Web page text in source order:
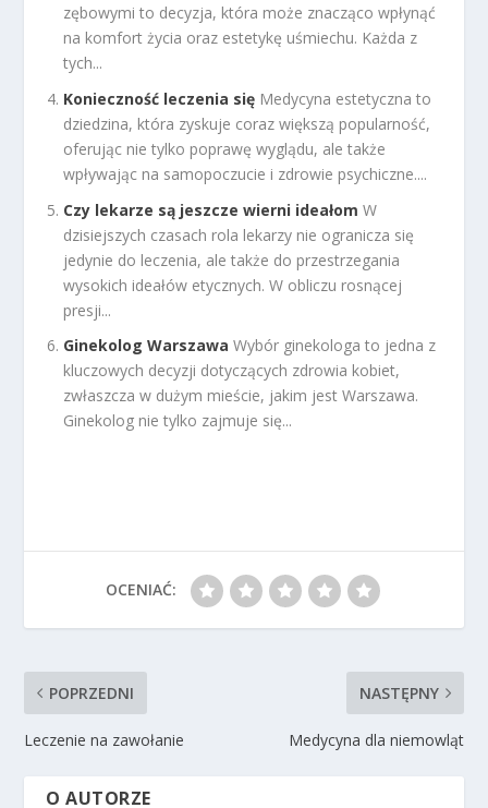
zębowymi to decyzja, która może znacząco wpłynąć
na komfort życia oraz estetykę uśmiechu. Każda z
tych...
Konieczność leczenia się Medycyna estetyczna to
dziedzina, która zyskuje coraz większą popularność,
oferując nie tylko poprawę wyglądu, ale także
wpływając na samopoczucie i zdrowie psychiczne....
Czy lekarze są jeszcze wierni ideałom W
dzisiejszych czasach rola lekarzy nie ogranicza się
jedynie do leczenia, ale także do przestrzegania
wysokich ideałów etycznych. W obliczu rosnącej
presji...
Ginekolog Warszawa Wybór ginekologa to jedna z
kluczowych decyzji dotyczących zdrowia kobiet,
zwłaszcza w dużym mieście, jakim jest Warszawa.
Ginekolog nie tylko zajmuje się...
OCENIAĆ:
POPRZEDNI
Leczenie na zawołanie
NASTĘPNY
Medycyna dla niemowląt
O AUTORZE